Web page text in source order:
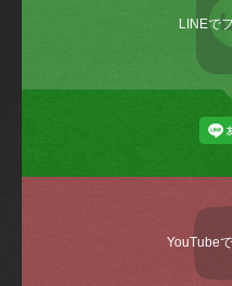
LINEで
YouTube